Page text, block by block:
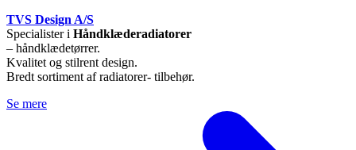
TVS Design A/S
Specialister i Håndklæderadiatorer
– håndklædetørrer.
Kvalitet og stilrent design.
Bredt sortiment af radiatorer- tilbehør.
Se mere